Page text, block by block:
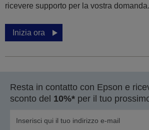
ricevere supporto per la vostra domanda.
Inizia ora
Resta in contatto con Epson e
sconto del 10%* per il tuo